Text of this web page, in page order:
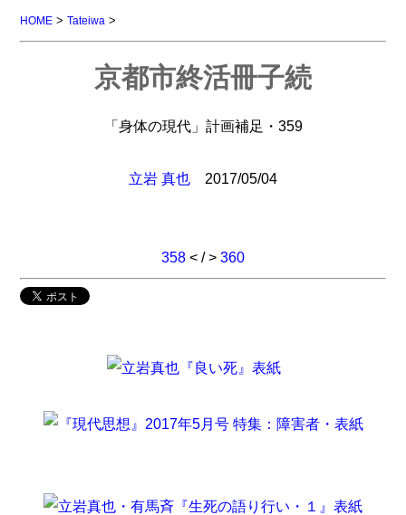
HOME >Tateiwa >
京都市終活冊子続
「身体の現代」計画補足・359
立岩 真也 2017/05/04
358 < / > 360